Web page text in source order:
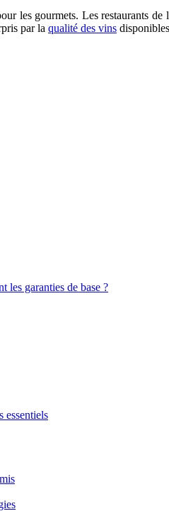
les gourmets. Les restaurants
par la qualité des vins
les garanties de base ?
essentiels